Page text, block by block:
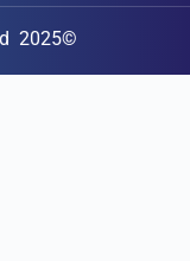
©2025 DATAKED all rights reserved!